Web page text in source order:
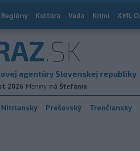
Regióny Kultúra Veda Krimi XML
.SK
agentúry Slovenskej republiky
2026 Meniny má Štefánia
Nitriansky Prešovský Trenčiansky